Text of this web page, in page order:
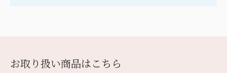
お取り扱い商品はこちら